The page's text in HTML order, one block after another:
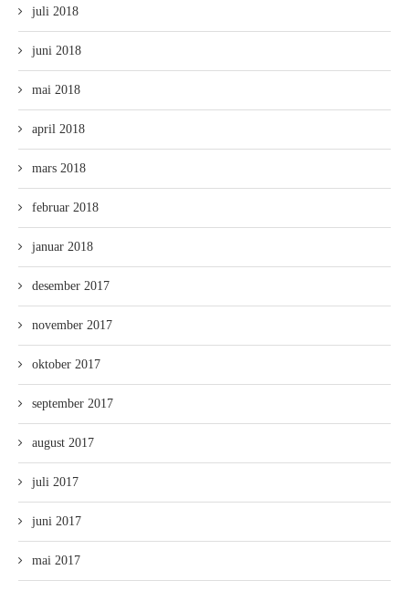
juli 2018
juni 2018
mai 2018
april 2018
mars 2018
februar 2018
januar 2018
desember 2017
november 2017
oktober 2017
september 2017
august 2017
juli 2017
juni 2017
mai 2017